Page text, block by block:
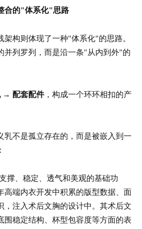
合的"体系化"思路
架构则体现了一种"体系化"的思路。
并列罗列，而是沿一条"从内到外"的
→ 配套配件，构成一个环环相扣的产
乳不是孤立存在的，而是被嵌入到一
撑、稳定、透气和美观的基础功
高端内衣开发中积累的版型数据、面
，注入术后文胸的设计中。其术后文
围稳定结构、杯型包容度等方面的表